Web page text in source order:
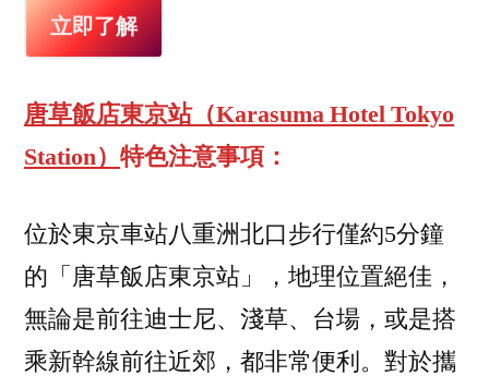
立即了解
唐草飯店東京站（Karasuma Hotel Tokyo
Station） 特色注意事項：
位於東京車站八重洲北口步行僅約5分鐘
的「唐草飯店東京站」，地理位置絕佳，
無論是前往迪士尼、淺草、台場，或是搭
乘新幹線前往近郊，都非常便利。對於攜